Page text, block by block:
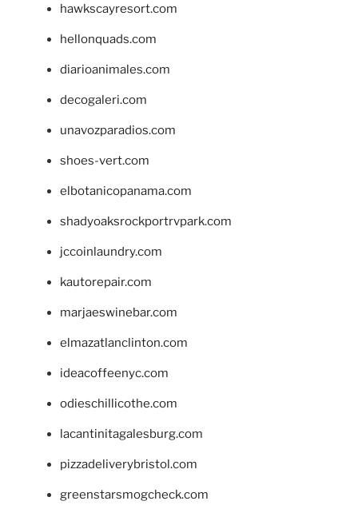
hawkscayresort.com
hellonquads.com
diarioanimales.com
decogaleri.com
unavozparadios.com
shoes-vert.com
elbotanicopanama.com
shadyoaksrockportrvpark.com
jccoinlaundry.com
kautorepair.com
marjaeswinebar.com
elmazatlanclinton.com
ideacoffeenyc.com
odieschillicothe.com
lacantinitagalesburg.com
pizzadeliverybristol.com
greenstarsmogcheck.com